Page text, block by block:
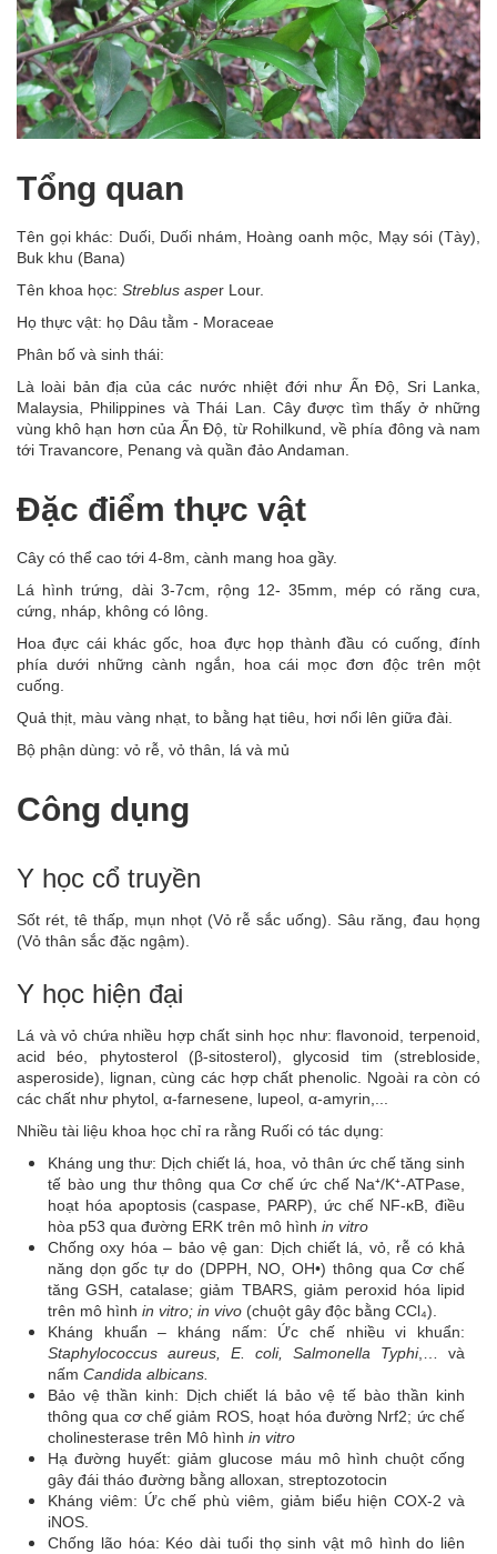
Tổng quan
Tên gọi khác: Duối, Duối nhám, Hoàng oanh mộc, Mạy sói (Tày),
Buk khu (Bana)
Tên khoa học: Streblus asper Lour.
Họ thực vật: họ Dâu tằm - Moraceae
Phân bố và sinh thái:
Là loài bản địa của các nước nhiệt đới như Ấn Độ, Sri Lanka,
Malaysia, Philippines và Thái Lan. Cây được tìm thấy ở những
vùng khô hạn hơn của Ấn Độ, từ Rohilkund, về phía đông và nam
tới Travancore, Penang và quần đảo Andaman.
Đặc điểm thực vật
Cây có thể cao tới 4-8m, cành mang hoa gầy.
Lá hình trứng, dài 3-7cm, rộng 12- 35mm, mép có răng cưa,
cứng, nháp, không có lông.
Hoa đực cái khác gốc, hoa đực họp thành đầu có cuống, đính
phía dưới những cành ngắn, hoa cái mọc đơn độc trên một
cuống.
Quả thịt, màu vàng nhạt, to bằng hạt tiêu, hơi nổi lên giữa đài.
Bộ phận dùng: vỏ rễ, vỏ thân, lá và mủ
Công dụng
Y học cổ truyền
Sốt rét, tê thấp, mụn nhọt (Vỏ rễ sắc uống). Sâu răng, đau họng
(Vỏ thân sắc đặc ngậm).
Y học hiện đại
Lá và vỏ chứa nhiều hợp chất sinh học như: flavonoid, terpenoid,
acid béo, phytosterol (β-sitosterol), glycosid tim (strebloside,
asperoside), lignan, cùng các hợp chất phenolic. Ngoài ra còn có
các chất như phytol, α-farnesene, lupeol, α-amyrin,...
Nhiều tài liệu khoa học chỉ ra rằng Ruối có tác dụng:
Kháng ung thư: Dịch chiết lá, hoa, vỏ thân ức chế tăng sinh
tế bào ung thư thông qua Cơ chế ức chế Na⁺/K⁺-ATPase,
hoạt hóa apoptosis (caspase, PARP), ức chế NF-κB, điều
hòa p53 qua đường ERK trên mô hình in vitro
Chống oxy hóa – bảo vệ gan: Dịch chiết lá, vỏ, rễ có khả
năng dọn gốc tự do (DPPH, NO, OH•) thông qua Cơ chế
tăng GSH, catalase; giảm TBARS, giảm peroxid hóa lipid
trên mô hình in vitro; in vivo (chuột gây độc bằng CCl₄).
Kháng khuẩn – kháng nấm: Ức chế nhiều vi khuẩn:
Staphylococcus aureus, E. coli, Salmonella Typhi,… và
nấm Candida albicans.
Bảo vệ thần kinh: Dịch chiết lá bảo vệ tế bào thần kinh
thông qua cơ chế giảm ROS, hoạt hóa đường Nrf2; ức chế
cholinesterase trên Mô hình in vitro
Hạ đường huyết: giảm glucose máu mô hình chuột cống
gây đái tháo đường bằng alloxan, streptozotocin
Kháng viêm: Ức chế phù viêm, giảm biểu hiện COX-2 và
iNOS.
Chống lão hóa: Kéo dài tuổi thọ sinh vật mô hình do liên